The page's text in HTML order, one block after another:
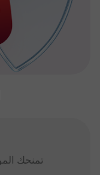
تمنحك